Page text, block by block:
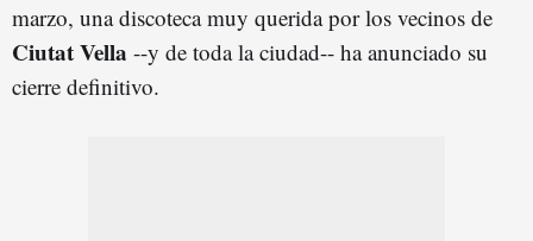
marzo, una discoteca muy querida por los vecinos de
Ciutat Vella --y de toda la ciudad-- ha anunciado su
cierre definitivo.